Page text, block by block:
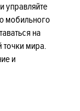
управляйте
мобильного
на
мира.
и